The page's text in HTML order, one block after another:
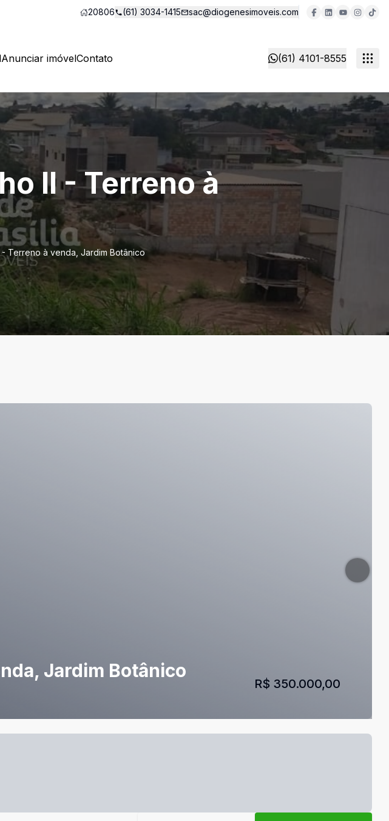
20806 (61) 3034-1415 sac@diogenesimoveis.com
Anunciar imóvelContato (61) 4101-8555
II - Terreno à
Terreno à venda, Jardim Botânico
Jardim Botânico
R$ 350.000,00